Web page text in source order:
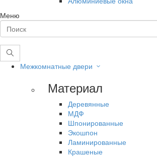
Меню
Межкомнатные двери
Материал
Деревянные
МДФ
Шпонированные
Экошпон
Ламинированные
Крашеные